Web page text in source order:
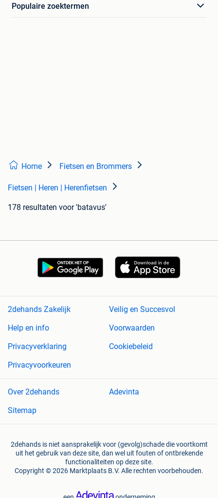
Populaire zoektermen
Home Fietsen en Brommers
Fietsen | Heren | Herenfietsen
178 resultaten voor 'batavus'
2dehands Zakelijk
Veilig en Succesvol
Help en info
Voorwaarden
Privacyverklaring
Cookiebeleid
Privacyvoorkeuren
Over 2dehands
Adevinta
Sitemap
2dehands is niet aansprakelijk voor (gevolg)schade die voortkomt
uit het gebruik van deze site, dan wel uit fouten of ontbrekende
functionaliteiten op deze site.
Copyright © 2026 Marktplaats B.V. Alle rechten voorbehouden.